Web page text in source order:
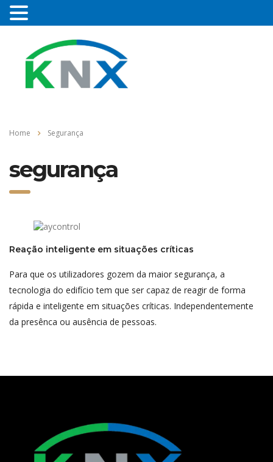
Home Segurança
segurança
Reação inteligente em situações críticas
Para que os utilizadores gozem da maior segurança, a
tecnologia do edifício tem que ser capaz de reagir de forma
rápida e inteligente em situações críticas. Independentemente
da presênca ou ausência de pessoas.